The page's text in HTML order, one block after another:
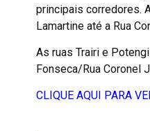
principais corredores.
Lamartine até a Rua
As ruas Trairi e
Fonseca/Rua Coronel
CLIQUE AQUI PARA